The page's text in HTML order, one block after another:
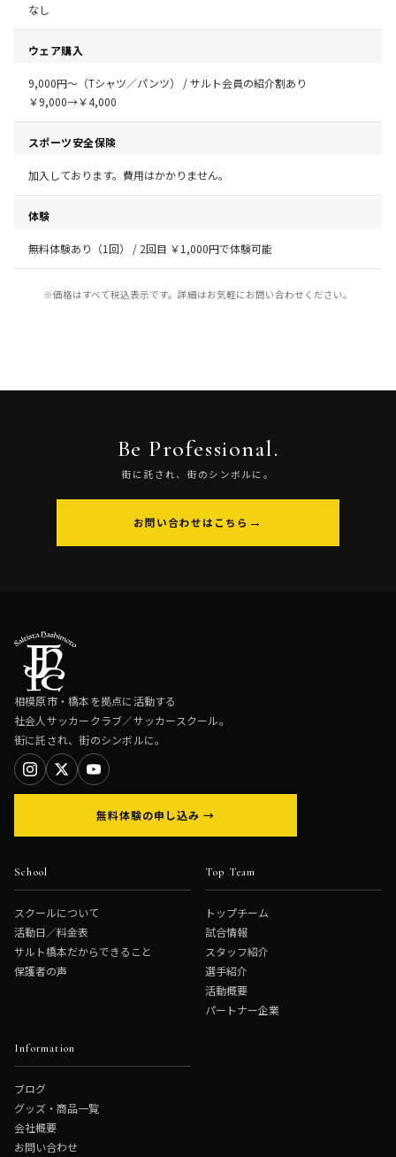
なし
ウェア購入
9,000円〜（Tシャツ／パンツ） / サルト会員の紹介割あり
￥9,000→￥4,000
スポーツ安全保険
加入しております。費用はかかりません。
体験
無料体験あり（1回） / 2回目 ￥1,000円で体験可能
※価格はすべて税込表示です。詳細はお気軽にお問い合わせください。
Be Professional.
街に託され、街のシンボルに。
お問い合わせはこちら
相模原市・橋本を拠点に活動する
社会人サッカークラブ／サッカースクール。
街に託され、街のシンボルに。
無料体験の申し込み →
School
スクールについて
活動日／料金表
サルト橋本だからできること
保護者の声
Top Team
トップチーム
試合情報
スタッフ紹介
選手紹介
活動概要
パートナー企業
Information
ブログ
グッズ・商品一覧
会社概要
お問い合わせ